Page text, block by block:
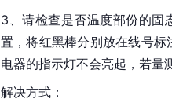
3、请检查是否温度部份的固
置，将红黑棒分别放在线号
电器的指示灯不会亮起，若量
解决方式：